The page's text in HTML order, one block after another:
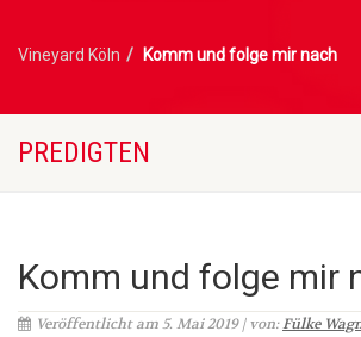
Vineyard Köln Komm und folge mir nach
PREDIGTEN
Komm und folge mir
Veröffentlicht am 5. Mai 2019 | von:Fülke